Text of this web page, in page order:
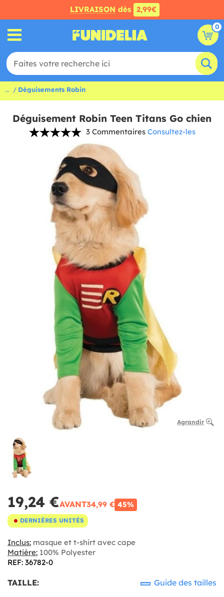
LIVRAISON dès 2,99€
0
... Déguisements Robin
Déguisement Robin Teen Titans Go chien
3 Commentaires Consultez-les
Agrandir
19,24 €AVANT34,99 € 45%
DERNIÈRES UNITÉS
Inclus: masque et t-shirt avec cape
Matière: 100% Polyester
REF: 36782-0
TAILLE: Guide des tailles